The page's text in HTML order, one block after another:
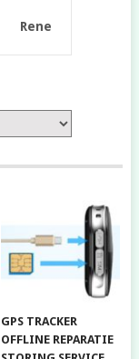
Rene
GPS TRACKER
OFFLINE REPARATIE